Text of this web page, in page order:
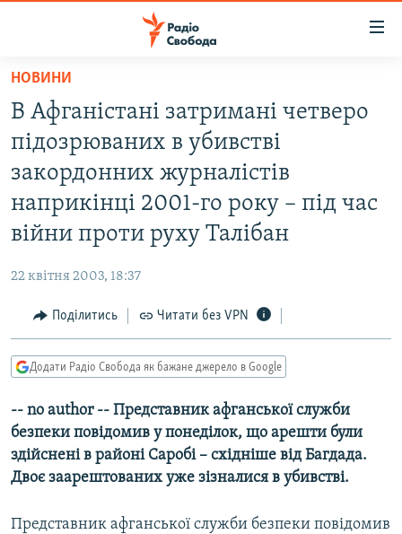
Перейти
основного
матеріалу
до
основної
навігації
до
РАДІО СВОБОДА – 70 РОКІВ
ВСЕ ЗА ДОБУ
ЕКОНОМІКА
СПОРТ
УКРАЇНА
РОСІЙСЬКА «ФІЛЬТРАЦІЯ»
ТИ ЯК?
СХЕМИ
МУЛЬТИМЕДІА
ФОТО
СПЕЦПРОЄКТИ
ПОДКАСТИ
НОВИНИ
В Афганістані затримані четверо
підозрюваних в убивстві
закордонних журналістів
наприкінці 2001-го року – під час
війни проти руху Талібан
22 квітня 2003, 18:37
Поділитись Читати без VPN
Додати Радіо Свобода як бажане джерело в Google
-- no author -- Представник афганської служби
безпеки повідомив у понеділок, що арешти були
здійснені в районі Саробі – східніше від Багдада.
Двоє заарештованих уже зізналися в убивстві.
Представник афганської служби безпеки повідомив